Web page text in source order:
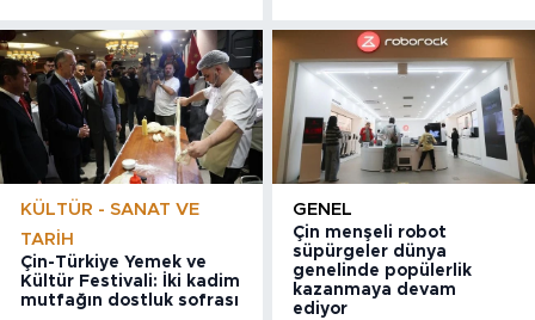
KÜLTÜR - SANAT VE
TARIH
Çin-Türkiye Yemek ve
Kültür Festivali: İki kadim
mutfağın dostluk sofrası
GENEL
Çin menşeli robot
süpürgeler dünya
genelinde popülerlik
kazanmaya devam
ediyor